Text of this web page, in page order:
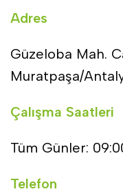
Adres
Güzeloba Mah.
Muratpaşa/
Çalışma Saatleri
Tüm Günler:
Telefon